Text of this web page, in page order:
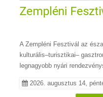
Zempléni
A Zempléni Fesztivál az
kulturális–turisztikai–
legnagyobb nyári
2026. augusztus 14,